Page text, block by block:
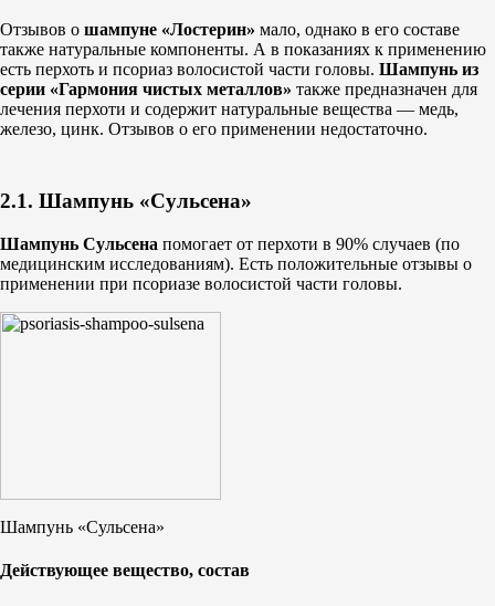
Отзывов о шампуне «Лостерин» мало, однако в его составе
также натуральные компоненты. А в показаниях к применению
есть перхоть и псориаз волосистой части головы. Шампунь из
серии «Гармония чистых металлов» также предназначен для
лечения перхоти и содержит натуральные вещества — медь,
железо, цинк. Отзывов о его применении недостаточно.
2.1. Шампунь «Сульсена»
Шампунь Сульсена помогает от перхоти в 90% случаев (по
медицинским исследованиям). Есть положительные отзывы о
применении при псориазе волосистой части головы.
Шампунь «Сульсена»
Действующее вещество, состав